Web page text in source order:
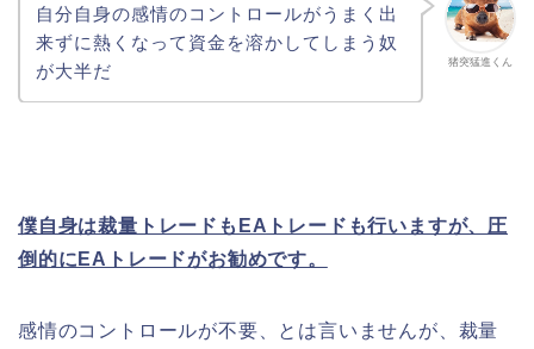
猪突猛進くん
自分自身の感情のコントロールがうまく出
来ずに熱くなって資金を溶かしてしまう奴
が大半だ
僕自身は裁量トレードもEAトレードも行いますが、圧
倒的にEAトレードがお勧めです。
感情のコントロールが不要、とは言いませんが、裁量